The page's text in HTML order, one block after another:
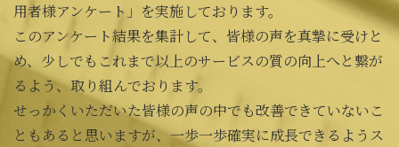
用者様アンケート」を実施しております。
このアンケート結果を集計して、皆様の声を真摯に受けと
め、少しでもこれまで以上のサービスの質の向上へと繋が
るよう、取り組んでおります。
せっかくいただいた皆様の声の中でも改善できていないこ
ともあると思いますが、一歩一歩確実に成長できるようス